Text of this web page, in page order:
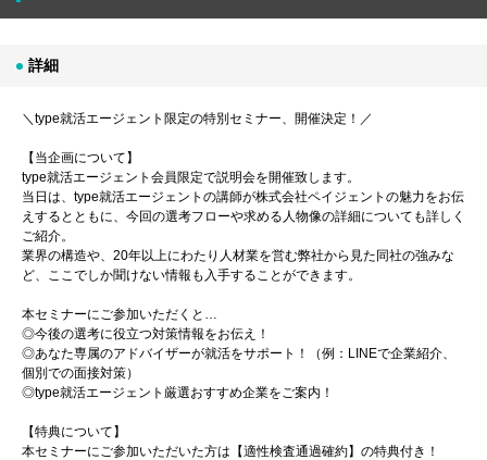
詳細
＼type就活エージェント限定の特別セミナー、開催決定！／
【当企画について】
type就活エージェント会員限定で説明会を開催致します。
当日は、type就活エージェントの講師が株式会社ペイジェントの魅力をお伝
えするとともに、今回の選考フローや求める人物像の詳細についても詳しく
ご紹介。
業界の構造や、20年以上にわたり人材業を営む弊社から見た同社の強みな
ど、ここでしか聞けない情報も入手することができます。
本セミナーにご参加いただくと…
◎今後の選考に役立つ対策情報をお伝え！
◎あなた専属のアドバイザーが就活をサポート！（例：LINEで企業紹介、
個別での面接対策）
◎type就活エージェント厳選おすすめ企業をご案内！
【特典について】
本セミナーにご参加いただいた方は【適性検査通過確約】の特典付き！